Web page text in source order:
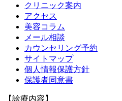
クリニック案内
アクセス
美容コラム
メール相談
カウンセリング予約
サイトマップ
個人情報保護方針
保護者同意書
【診療内容】